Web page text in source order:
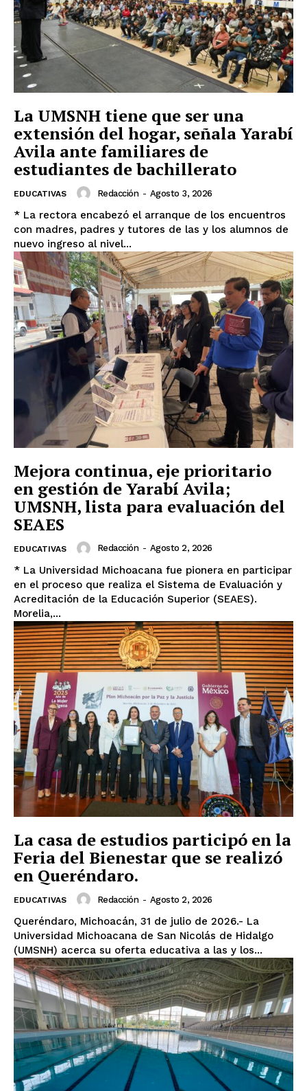
La UMSNH tiene que ser una
extensión del hogar, señala Yarabí
Avila ante familiares de
estudiantes de bachillerato
EDUCATIVAS Redacción - Agosto 3, 2026
* La rectora encabezó el arranque de los encuentros
con madres, padres y tutores de las y los alumnos de
nuevo ingreso al nivel...
Mejora continua, eje prioritario
en gestión de Yarabí Avila;
UMSNH, lista para evaluación del
SEAES
EDUCATIVAS Redacción - Agosto 2, 2026
* La Universidad Michoacana fue pionera en participar
en el proceso que realiza el Sistema de Evaluación y
Acreditación de la Educación Superior (SEAES).
Morelia,...
La casa de estudios participó en la
Feria del Bienestar que se realizó
en Queréndaro.
EDUCATIVAS Redacción - Agosto 2, 2026
Queréndaro, Michoacán, 31 de julio de 2026.- La
Universidad Michoacana de San Nicolás de Hidalgo
(UMSNH) acerca su oferta educativa a las y los...